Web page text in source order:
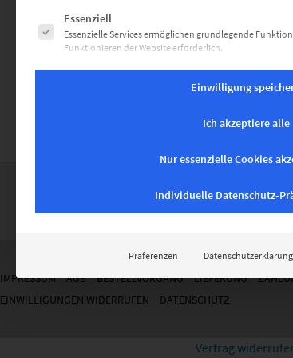
5. MAI 2022
ZURÜCK NACH
IMPRESSUM AGB BESTELLVORGANG LIEFERUNG
EINWILLIGUNGEN WIDERRUFEN
DATENSCHUTZ
Es folgt eine Liste der Service-Gruppen, für
Essenziell
Essenzielle Services ermöglichen grundlegende
Funktionieren der Website erforderlich.
Marketing
Marketing Services werden von Drittanbietern oder
Einwilligung
Ich akzeptiere alle
Nur essenzielle Cookies
Individuelle Datenschutz-
Präferenzen Datenschutzerklärung
Vertrag